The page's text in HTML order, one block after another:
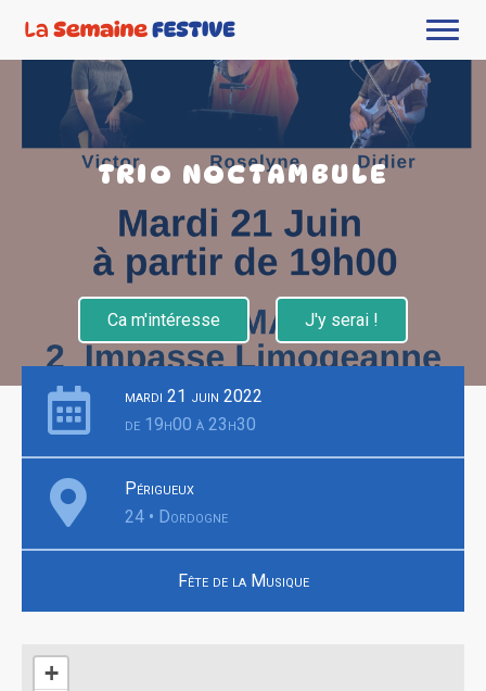
TRIO NOCTAMBULE
Ca m'intéresse J'y serai !
mardi 21 juin 2022
de 19h00 à 23h30
Périgueux
24 • Dordogne
Fête de la Musique
+